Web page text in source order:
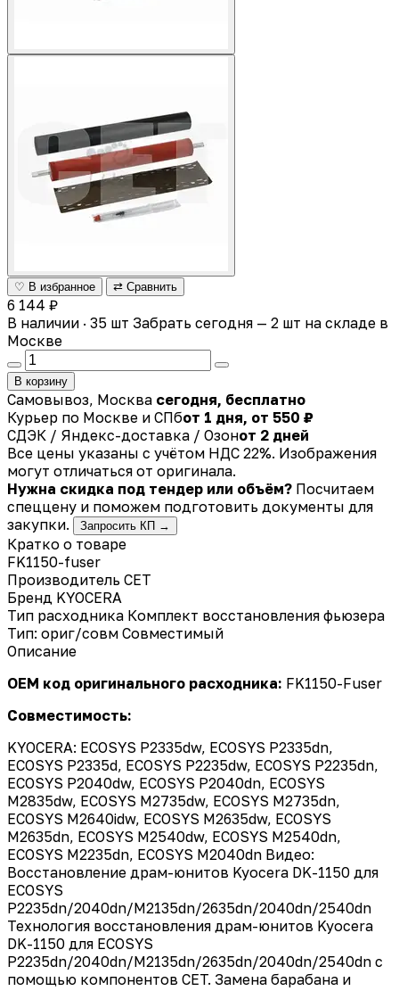
♡ В избранное ⇄ Сравнить
6 144 ₽
В наличии · 35 шт Забрать сегодня — 2 шт на складе в
Москве
В корзину
Самовывоз, Москва сегодня, бесплатно
Курьер по Москве и СПбот 1 дня, от 550 ₽
СДЭК / Яндекс-доставка / Озонот 2 дней
Все цены указаны с учётом НДС 22%. Изображения
могут отличаться от оригинала.
Нужна скидка под тендер или объём? Посчитаем
спеццену и поможем подготовить документы для
закупки.
Запросить КП →
Кратко о товаре
FK1150-fuser
Производитель CET
Бренд KYOCERA
Тип расходника Комплект восстановления фьюзера
Тип: ориг/совм Совместимый
Описание
OEM код оригинального расходника: FK1150-Fuser
Совместимость:
KYOCERA: ECOSYS P2335dw, ECOSYS P2335dn,
ECOSYS P2335d, ECOSYS P2235dw, ECOSYS P2235dn,
ECOSYS P2040dw, ECOSYS P2040dn, ECOSYS
M2835dw, ECOSYS M2735dw, ECOSYS M2735dn,
ECOSYS M2640idw, ECOSYS M2635dw, ECOSYS
M2635dn, ECOSYS M2540dw, ECOSYS M2540dn,
ECOSYS M2235dn, ECOSYS M2040dn Видео:
Восстановление драм-юнитов Kyocera DK-1150 для
ECOSYS
P2235dn/2040dn/M2135dn/2635dn/2040dn/2540dn
Технология восстановления драм-юнитов Kyocera
DK-1150 для ECOSYS
P2235dn/2040dn/M2135dn/2635dn/2040dn/2540dn с
помощью компонентов CET. Замена барабана и